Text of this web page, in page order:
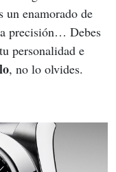
un enamorado de
precisión… Debes
personalidad e
, no lo olvides.